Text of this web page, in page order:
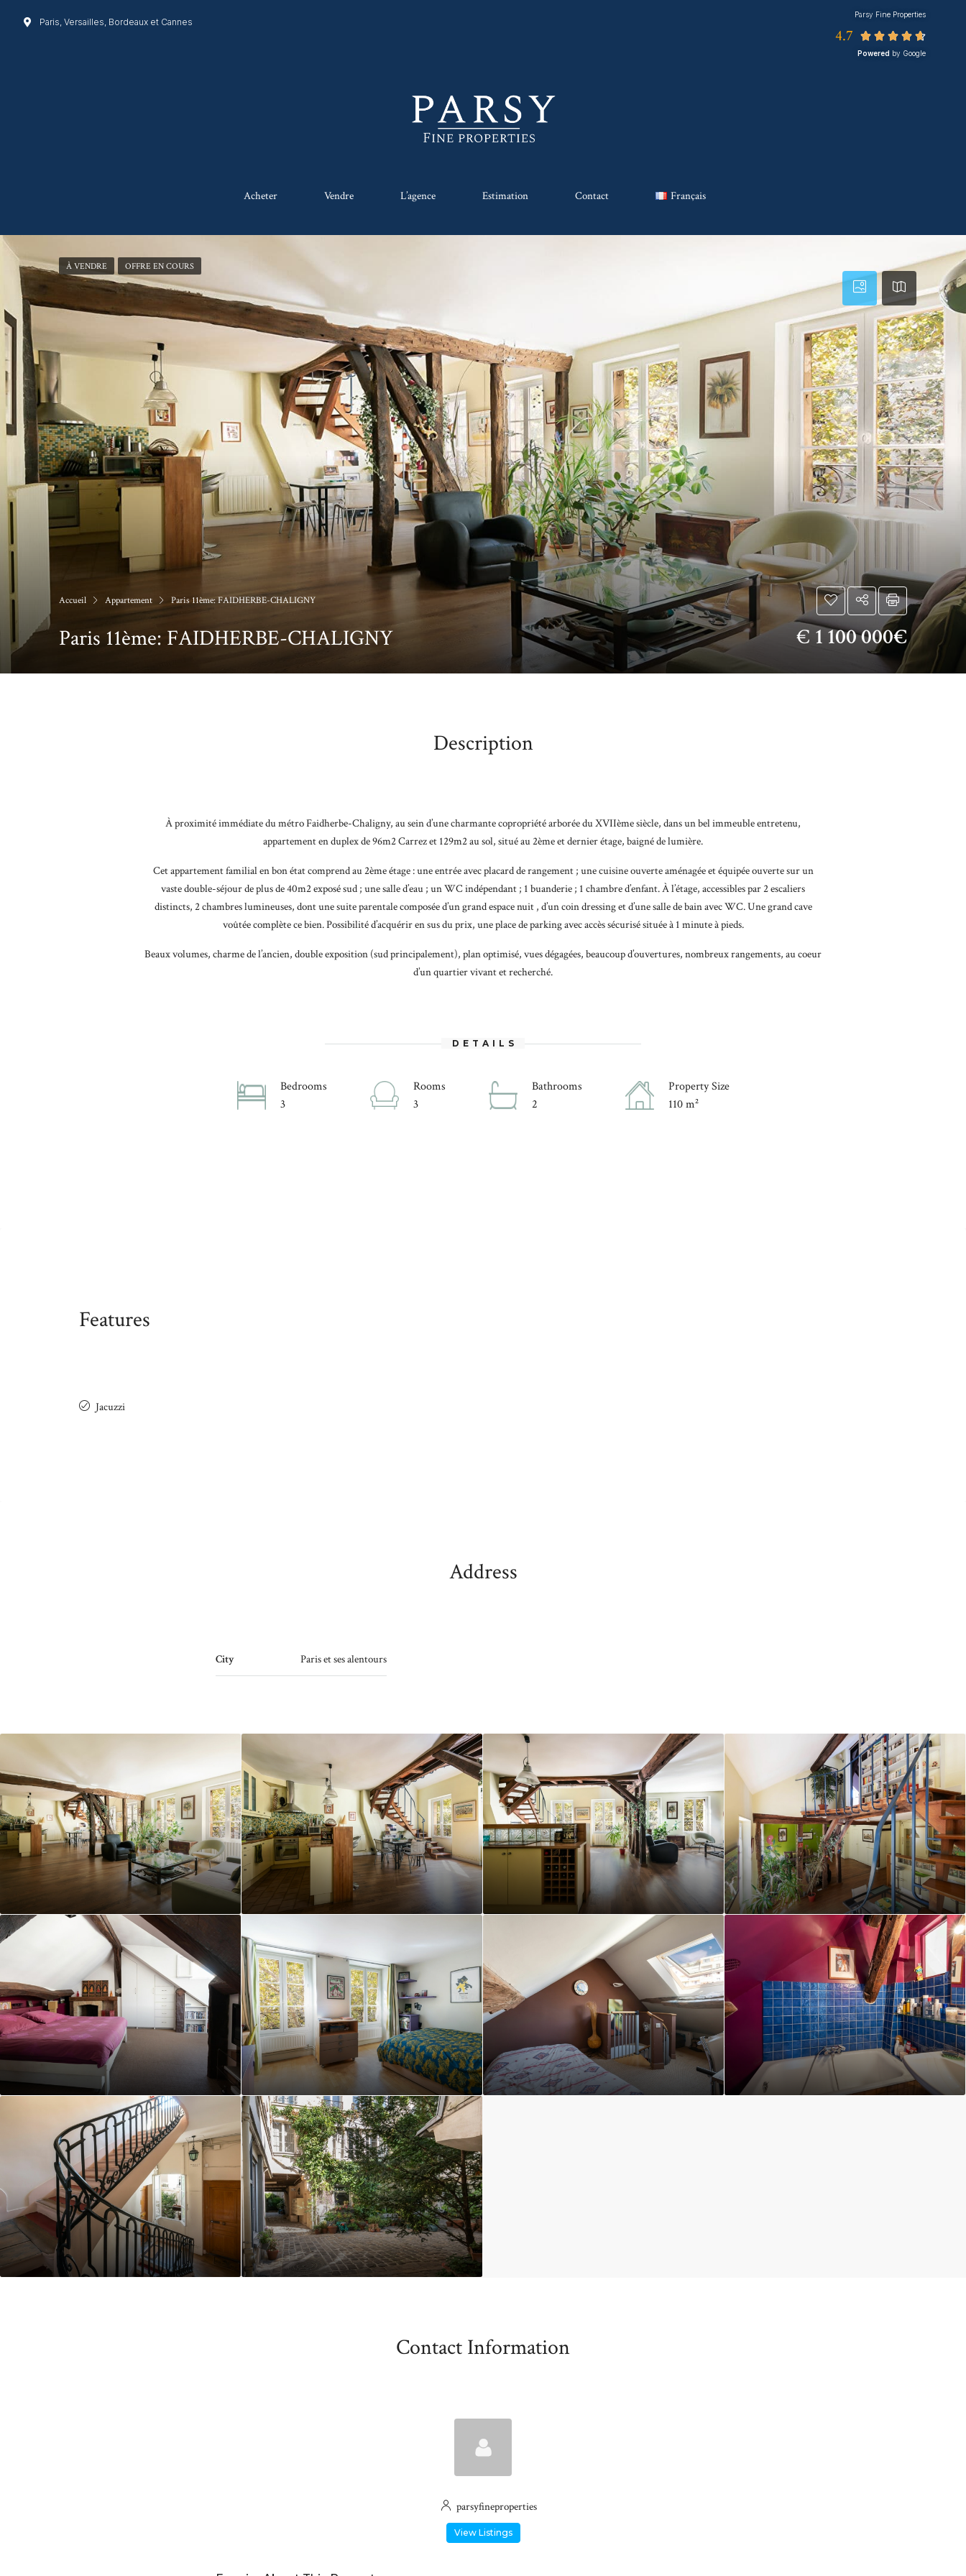
Paris, Versailles, Bordeaux et Cannes
Parsy Fine Properties
4.7     
Powered by Google
Acheter Vendre L’agence Estimation Contact Français
À VENDRE OFFRE EN COURS
Accueil Appartement Paris 11ème: FAIDHERBE-CHALIGNY
Paris 11ème: FAIDHERBE-CHALIGNY € 1 100 000€
Description
À proximité immédiate du métro Faidherbe-Chaligny, au sein d’une charmante copropriété arborée du XVIIème siècle, dans un bel immeuble entretenu,
appartement en duplex de 96m2 Carrez et 129m2 au sol, situé au 2ème et dernier étage, baigné de lumière.
Cet appartement familial en bon état comprend au 2ème étage : une entrée avec placard de rangement ; une cuisine ouverte aménagée et équipée ouverte sur un
vaste double-séjour de plus de 40m2 exposé sud ; une salle d’eau ; un WC indépendant ; 1 buanderie ; 1 chambre d’enfant. À l’étage, accessibles par 2 escaliers
distincts, 2 chambres lumineuses, dont une suite parentale composée d’un grand espace nuit , d’un coin dressing et d’une salle de bain avec WC. Une grand cave
voûtée complète ce bien. Possibilité d’acquérir en sus du prix, une place de parking avec accès sécurisé située à 1 minute à pieds.
Beaux volumes, charme de l’ancien, double exposition (sud principalement), plan optimisé, vues dégagées, beaucoup d’ouvertures, nombreux rangements, au coeur
d’un quartier vivant et recherché.
DETAILS
Bedrooms
3
Rooms
3
Bathrooms
2
Property Size
110 m²
Features
Jacuzzi
Address
City Paris et ses alentours
Contact Information
parsyfineproperties
View Listings